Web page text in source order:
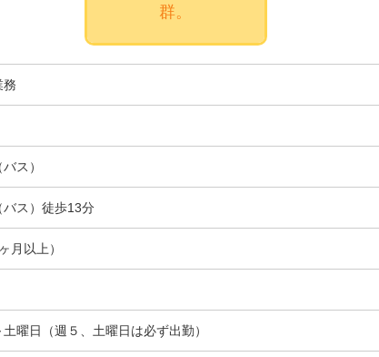
群。
務
ス）
バス）徒歩13分
月以上）
土曜日（週５、土曜日は必ず出勤）